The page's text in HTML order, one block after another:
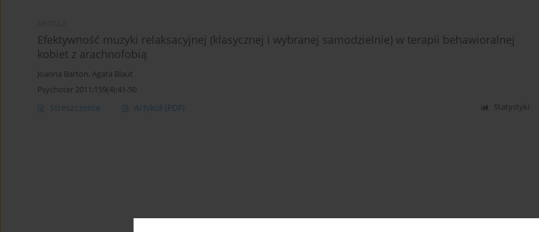
Efektywność muzyki relaksacyjnej (klasycznej i wybranej samodzielnie) w terapii behawioralnej
kobiet z arachnofobią
Joanna Barton, Agata Blaut
Psychoter 2011;159(4):41-50
Streszczenie Artykuł (PDF) Statystyki